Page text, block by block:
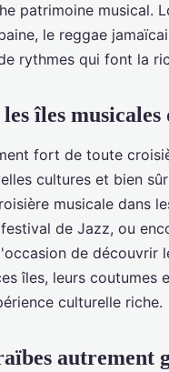
patrimoine musical.
le reggae
rythmes qui font la
îles musicales
fort de toute
cultures et bien
musicale dans
de Jazz, ou
de découvrir
îles, leurs
culturelle riche.
autrement